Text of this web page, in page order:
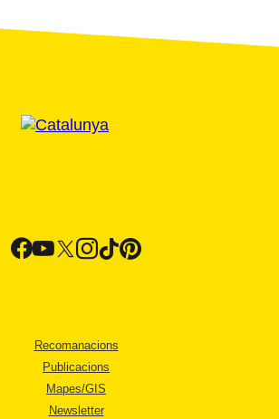
Recomanacions
Publicacions
Mapes/GIS
Newsletter